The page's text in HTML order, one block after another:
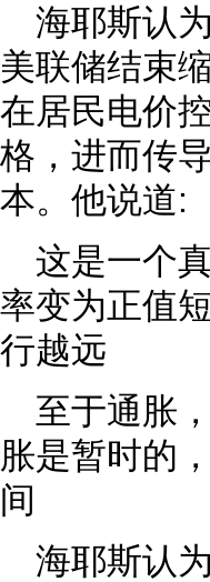
海耶斯认
美联储结束
在居民电价
格，进而传
本。他说道:
这是一个
率变为正值
行越远
至于通胀
胀是暂时的
间
海耶斯认